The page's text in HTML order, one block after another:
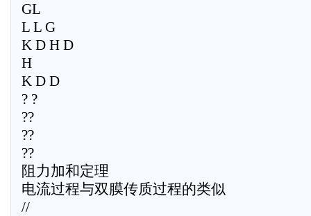
GL
L L G
K D H D
H
K D D
? ?
??
??
??
阻力加和定理
电流过程与双膜传质过程的类似
//